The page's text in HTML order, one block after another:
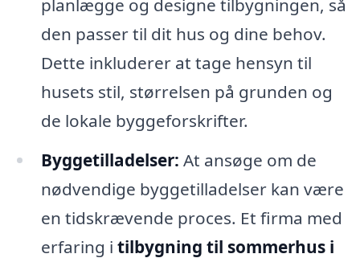
den passer til dit hus og dine behov.
Dette inkluderer at tage hensyn til
husets stil, størrelsen på grunden og
de lokale byggeforskrifter.
Byggetilladelser: At ansøge om de
nødvendige byggetilladelser kan være
en tidskrævende proces. Et firma med
erfaring i tilbygning til sommerhus i